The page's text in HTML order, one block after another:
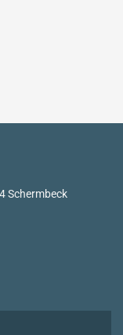
Schermbeck